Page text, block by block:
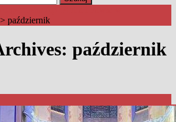
> październik
październik